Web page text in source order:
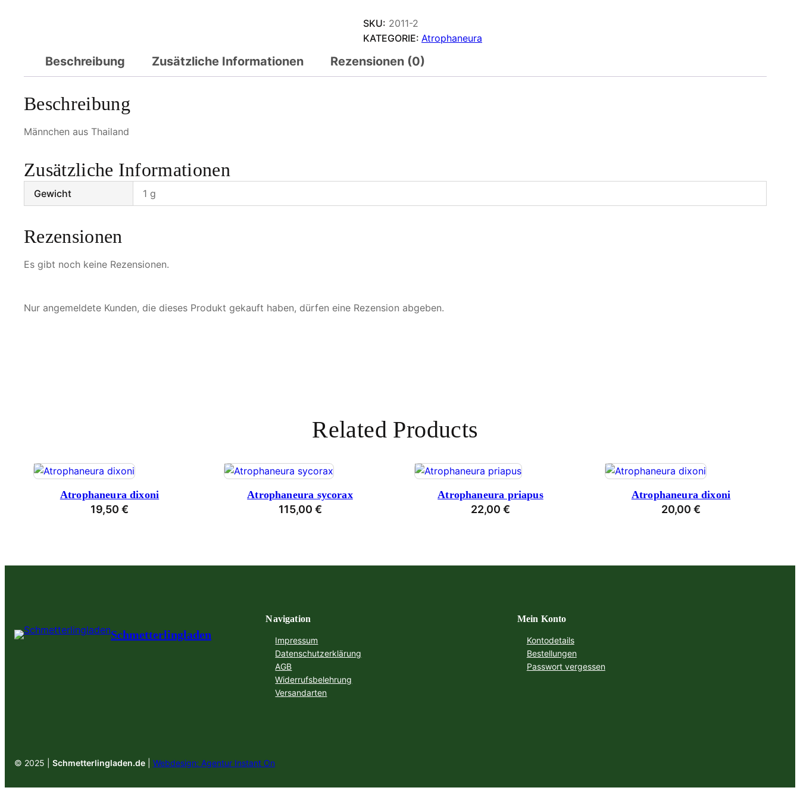
SKU: 2011-2
KATEGORIE: Atrophaneura
Beschreibung Zusätzliche Informationen Rezensionen (0)
Beschreibung
Männchen aus Thailand
Zusätzliche Informationen
Gewicht 1 g
Rezensionen
Es gibt noch keine Rezensionen.
Nur angemeldete Kunden, die dieses Produkt gekauft haben, dürfen eine Rezension abgeben.
Related Products
Atrophaneura dixoni
19,50 €
Atrophaneura sycorax
115,00 €
Atrophaneura priapus
22,00 €
Atrophaneura dixoni
20,00 €
Schmetterlingladen
Navigation
Impressum
Datenschutzerklärung
AGB
Widerrufsbelehrung
Versandarten
Mein Konto
Kontodetails
Bestellungen
Passwort vergessen
© 2025 | Schmetterlingladen.de Webdesign: Agentur Instant On